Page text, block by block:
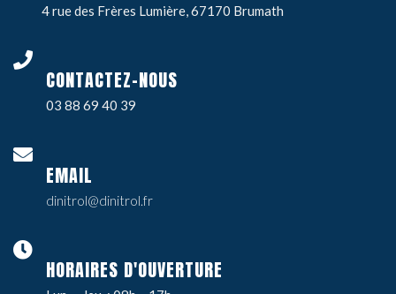
4 rue des Frères Lumière, 67170 Brumath
CONTACTEZ-NOUS
03 88 69 40 39
EMAIL
dinitrol@dinitrol.fr
HORAIRES D'OUVERTURE